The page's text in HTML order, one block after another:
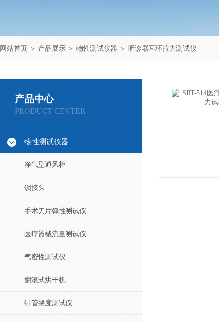
网站首页 ＞ 产品展示 ＞ 物性测试仪器 ＞ 听诊器耳环拉力测试仪
产品中心
PRODUCT CENTER
物性测试仪器
净气型通风柜
锁接头
手术刀片弹性测试仪
医疗器械流量测试仪
气密性测试仪
翻滚式烘干机
针管挠度测试仪